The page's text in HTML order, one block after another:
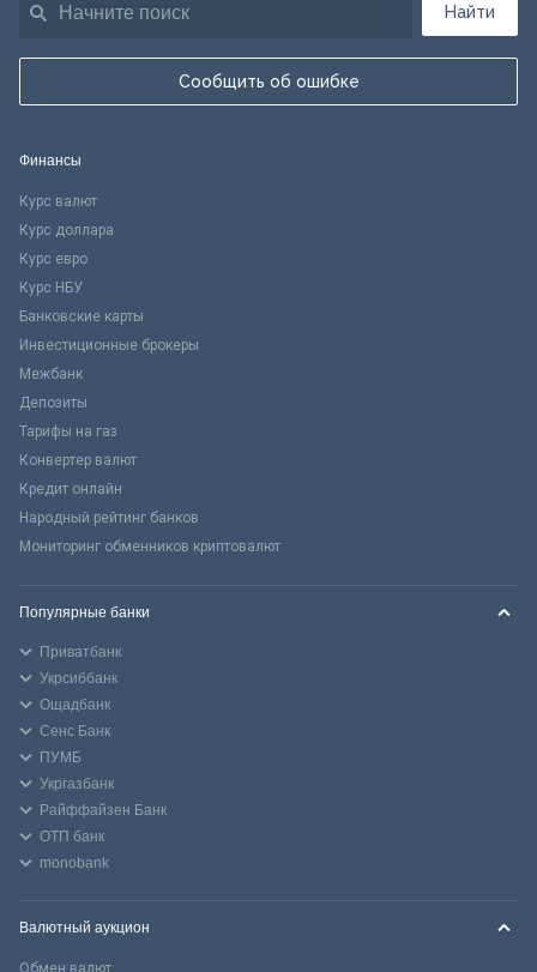
Найти
Сообщить об ошибке
Финансы
Курс валют
Курс доллара
Курс евро
Курс НБУ
Банковские карты
Инвестиционные брокеры
Межбанк
Депозиты
Тарифы на газ
Конвертер валют
Кредит онлайн
Народный рейтинг банков
Мониторинг обменников криптовалют
Популярные банки
Приватбанк
Укрсиббанк
Ощадбанк
Сенс Банк
ПУМБ
Укргазбанк
Райффайзен Банк
ОТП банк
monobank
Валютный аукцион
Обмен валют